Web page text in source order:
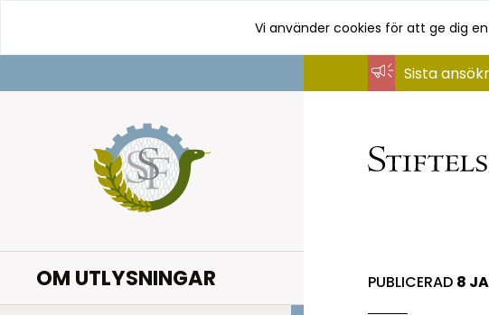
innehåll
Vi använder cookies för att ge dig
OM UTLYSNINGAR
Sista
PUBLICERAD 8